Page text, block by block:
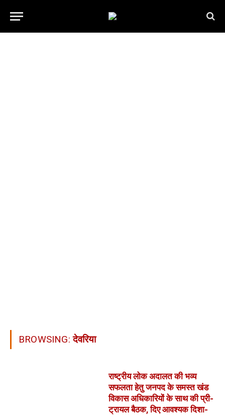
BROWSING:देवरिया
राष्ट्रीय लोक अदालत की भव्य
सफलता हेतु जनपद के समस्त खंड
विकास अधिकारियों के साथ की प्री-
ट्रायल बैठक, दिए आवश्यक दिशा-